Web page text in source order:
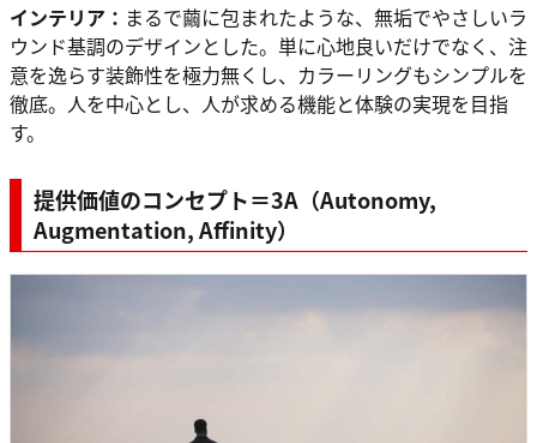
インテリア： まるで繭に包まれたような、無垢でやさしいラ
ウンド基調のデザインとした。単に心地良いだけでなく、注
意を逸らす装飾性を極力無くし、カラーリングもシンプルを
徹底。人を中心とし、人が求める機能と体験の実現を目指
す。
提供価値のコンセプト＝3A（Autonomy,
Augmentation, Affinity）